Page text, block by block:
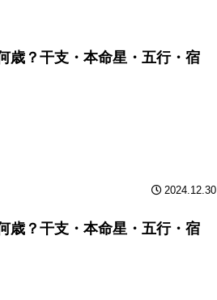
歳？干支・本命星・五行・宿
2024.12.30
歳？干支・本命星・五行・宿